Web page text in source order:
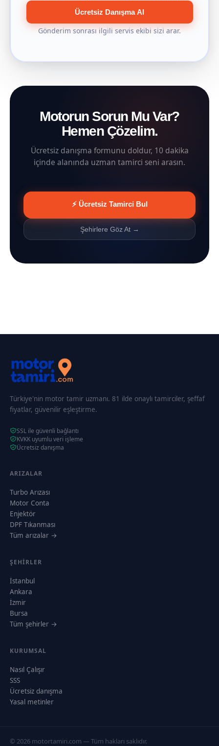
Ücretsiz Danışma Al
Gönderim sonrası ilgili servis ekibi sizi arar.
Motorun Sorun Mu Var?
Hemen Çözelim.
Ücretsiz danışma formunu doldur, 10 dakika
içinde alanında uzman tamirci seni arasın.
⚡ Ücretsiz Tamirci Bul
Şehirlere Göz At →
Türkiye'nin motor tamir uzmanı. 81 ilde onaylı tamirciler, şeffaf
fiyatlar, güvenilir eşleştirme.
SSL ile güvenli bağlantı
KVKK uyumlu veri işleme
Ücretsiz danışma
ARIZALAR
Turbo Arızası
Motor Conta
Enjektör
DPF Tıkanması
Tüm arızalar →
ŞEHIRLER
İstanbul
Ankara
İzmir
Bursa
Tüm şehirler →
KURUMSAL
Nasıl Çalışır
SSS
Ücretsiz danışma
Yasal metinler
© 2026 motortamiri.com — Tüm hakları saklıdır.